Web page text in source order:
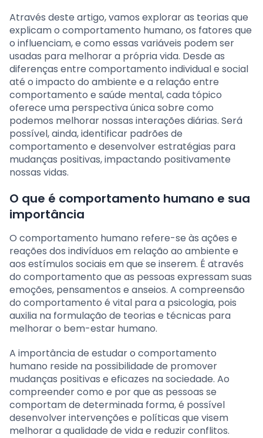
Através deste artigo, vamos explorar as teorias que
explicam o comportamento humano, os fatores que
o influenciam, e como essas variáveis podem ser
usadas para melhorar a própria vida. Desde as
diferenças entre comportamento individual e social
até o impacto do ambiente e a relação entre
comportamento e saúde mental, cada tópico
oferece uma perspectiva única sobre como
podemos melhorar nossas interações diárias. Será
possível, ainda, identificar padrões de
comportamento e desenvolver estratégias para
mudanças positivas, impactando positivamente
nossas vidas.
O que é comportamento humano e sua
importância
O comportamento humano refere-se às ações e
reações dos indivíduos em relação ao ambiente e
aos estímulos sociais em que se inserem. É através
do comportamento que as pessoas expressam suas
emoções, pensamentos e anseios. A compreensão
do comportamento é vital para a psicologia, pois
auxilia na formulação de teorias e técnicas para
melhorar o bem-estar humano.
A importância de estudar o comportamento
humano reside na possibilidade de promover
mudanças positivas e eficazes na sociedade. Ao
compreender como e por que as pessoas se
comportam de determinada forma, é possível
desenvolver intervenções e políticas que visem
melhorar a qualidade de vida e reduzir conflitos.